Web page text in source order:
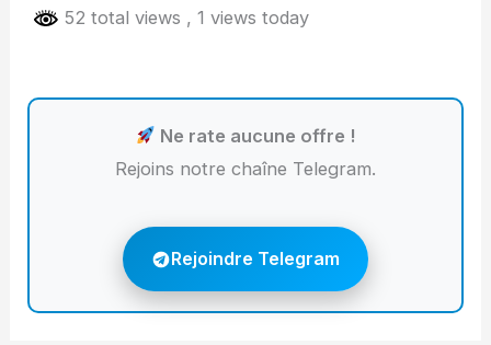
52 total views , 1 views today
Ne rate aucune offre !
Rejoins notre chaîne Telegram.
Rejoindre Telegram